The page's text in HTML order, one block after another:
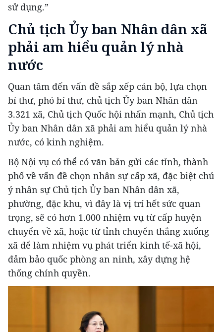
sử dụng.”
Chủ tịch Ủy ban Nhân dân xã
phải am hiểu quản lý nhà
nước
Quan tâm đến vấn đề sắp xếp cán bộ, lựa chọn
bí thư, phó bí thư, chủ tịch Ủy ban Nhân dân
3.321 xã, Chủ tịch Quốc hội nhấn mạnh, Chủ tịch
Ủy ban Nhân dân xã phải am hiểu quản lý nhà
nước, có kinh nghiệm.
Bộ Nội vụ có thể có văn bản gửi các tỉnh, thành
phố về vấn đề chọn nhân sự cấp xã, đặc biệt chú
ý nhân sự Chủ tịch Ủy ban Nhân dân xã,
phường, đặc khu, vì đây là vị trí hết sức quan
trọng, sẽ có hơn 1.000 nhiệm vụ từ cấp huyện
chuyển về xã, hoặc từ tỉnh chuyển thẳng xuống
xã để làm nhiệm vụ phát triển kinh tế-xã hội,
đảm bảo quốc phòng an ninh, xây dựng hệ
thống chính quyền.